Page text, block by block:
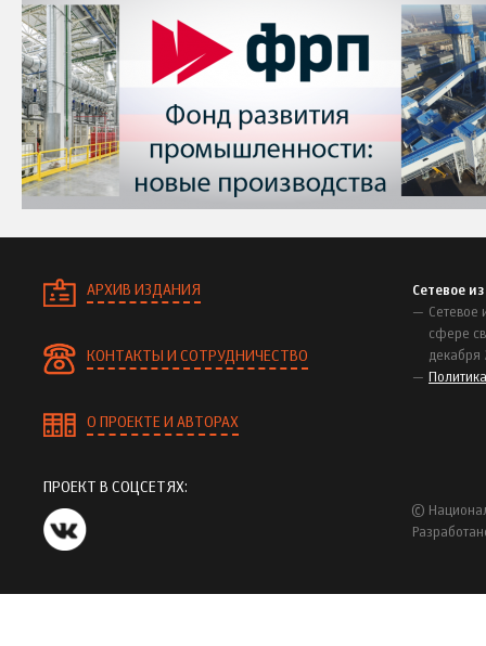
АРХИВ ИЗДАНИЯ
КОНТАКТЫ И СОТРУДНИЧЕСТВО
О ПРОЕКТЕ И АВТОРАХ
Сетевое
Сетевое
сфере
декабря
ПРОЕКТ В СОЦСЕТЯХ:
©